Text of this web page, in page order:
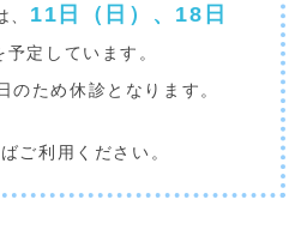
11日（日）、18日
予定しています。
のため休診となります。
ご利用ください。